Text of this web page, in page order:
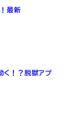
最新
！？脱獄アプ